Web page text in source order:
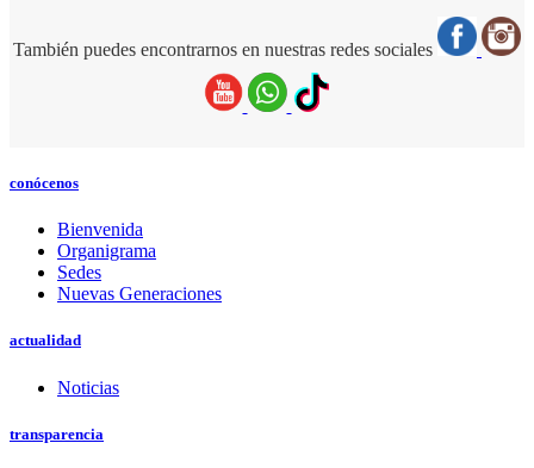
También puedes encontrarnos en nuestras redes sociales
conócenos
Bienvenida
Organigrama
Sedes
Nuevas Generaciones
actualidad
Noticias
transparencia